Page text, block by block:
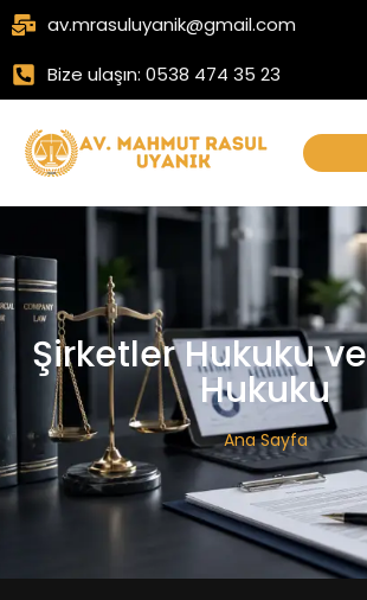
av.mrasuluyanik@gmail.com
Bize ulaşın: 0538 474 35 23
Şirketler Hukuku
Hukuku
Ana Sayfa